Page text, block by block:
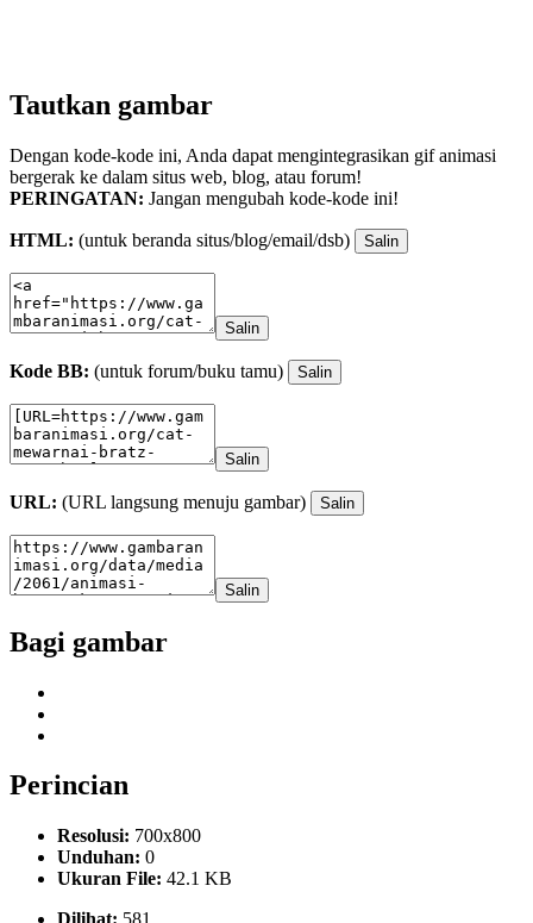
Tautkan gambar
Dengan kode-kode ini, Anda dapat mengintegrasikan gif animasi
bergerak ke dalam situs web, blog, atau forum!
PERINGATAN: Jangan mengubah kode-kode ini!
HTML: (untuk beranda situs/blog/email/dsb) Salin
Salin
Kode BB: (untuk forum/buku tamu) Salin
Salin
URL: (URL langsung menuju gambar) Salin
Salin
Bagi gambar
Perincian
Resolusi: 700x800
Unduhan: 0
Ukuran File: 42.1 KB